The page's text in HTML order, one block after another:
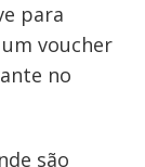
para
voucher
no
são